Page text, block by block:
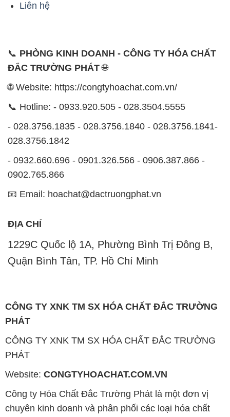
Liên hệ
📞 PHÒNG KINH DOANH - CÔNG TY HÓA CHẤT
ĐẮC TRƯỜNG PHÁT🌐
🌐 Website: https://congtyhoachat.com.vn/
📞 Hotline: - 0933.920.505 - 028.3504.5555
- 028.3756.1835 - 028.3756.1840 - 028.3756.1841-
028.3756.1842
- 0932.660.696 - 0901.326.566 - 0906.387.866 -
0902.765.866
📧 Email: hoachat@dactruongphat.vn
ĐỊA CHỈ
1229C Quốc lộ 1A, Phường Bình Trị Đông B,
Quận Bình Tân, TP. Hồ Chí Minh
CÔNG TY XNK TM SX HÓA CHẤT ĐẮC TRƯỜNG
PHÁT
CÔNG TY XNK TM SX HÓA CHẤT ĐẮC TRƯỜNG
PHÁT
Website: CONGTYHOACHAT.COM.VN
Công ty Hóa Chất Đắc Trường Phát là một đơn vị
chuyên kinh doanh và phân phối các loại hóa chất